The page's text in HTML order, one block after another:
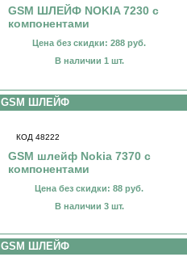
GSM ШЛЕЙФ NOKIA 7230 с
компонентами
Цена без скидки: 288 руб.
В наличии 1 шт.
GSM ШЛЕЙФ
КОД 48222
GSM шлейф Nokia 7370 с
компонентами
Цена без скидки: 88 руб.
В наличии 3 шт.
GSM ШЛЕЙФ